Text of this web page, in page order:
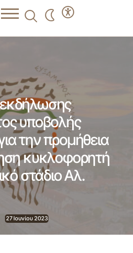
υποβολής
την προμήθεια
κυκλοφορητή
στάδιο Αλ.
27 Ιουνίου 2023